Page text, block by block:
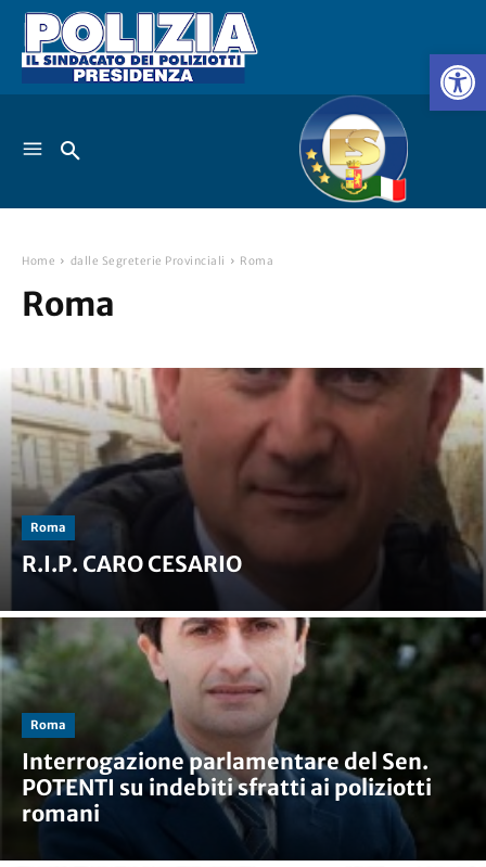
Home dalle Segreterie Provinciali Roma
Roma
Roma
R.I.P. CARO CESARIO
Roma
Interrogazione parlamentare del Sen.
POTENTI su indebiti sfratti ai poliziotti
romani